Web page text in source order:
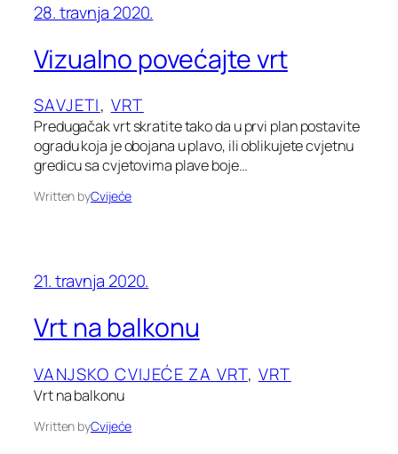
28. travnja 2020.
Vizualno povećajte vrt
SAVJETI, VRT
Predugačak vrt skratite tako da u prvi plan postavite
ogradu koja je obojana u plavo, ili oblikujete cvjetnu
gredicu sa cvjetovima plave boje…
Written byCvijeće
21. travnja 2020.
Vrt na balkonu
VANJSKO CVIJEĆE ZA VRT, VRT
Vrt na balkonu
Written byCvijeće